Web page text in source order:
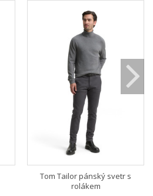
Tom Tailor pánský svetr s
rolákem